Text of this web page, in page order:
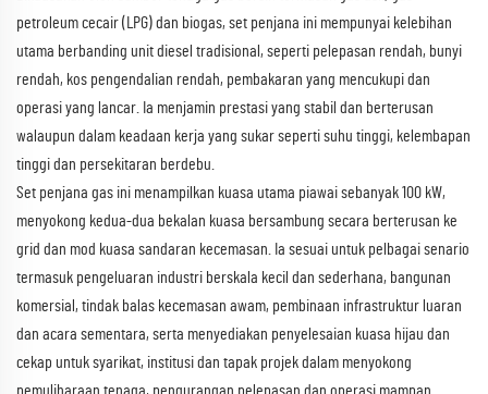
petroleum cecair (LPG) dan biogas, set penjana ini mempunyai kelebihan
utama berbanding unit diesel tradisional, seperti pelepasan rendah, bunyi
rendah, kos pengendalian rendah, pembakaran yang mencukupi dan
operasi yang lancar. Ia menjamin prestasi yang stabil dan berterusan
walaupun dalam keadaan kerja yang sukar seperti suhu tinggi, kelembapan
tinggi dan persekitaran berdebu.
Set penjana gas ini menampilkan kuasa utama piawai sebanyak 100 kW,
menyokong kedua-dua bekalan kuasa bersambung secara berterusan ke
grid dan mod kuasa sandaran kecemasan. Ia sesuai untuk pelbagai senario
termasuk pengeluaran industri berskala kecil dan sederhana, bangunan
komersial, tindak balas kecemasan awam, pembinaan infrastruktur luaran
dan acara sementara, serta menyediakan penyelesaian kuasa hijau dan
cekap untuk syarikat, institusi dan tapak projek dalam menyokong